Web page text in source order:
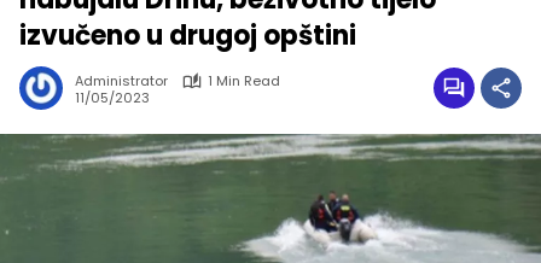
izvučeno u drugoj opštini
Administrator
1 Min Read
11/05/2023